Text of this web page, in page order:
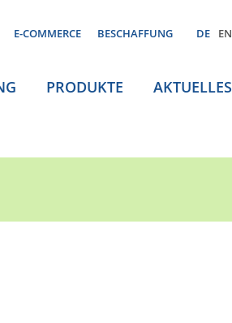
E-COMMERCE BESCHAFFUNG DE EN
PRODUKTE AKTUELLES